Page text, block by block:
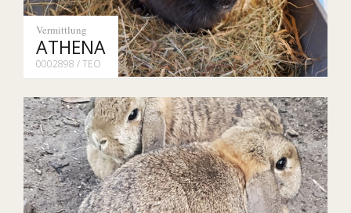
Vermittlung
ATHENA
0002898 / TEO